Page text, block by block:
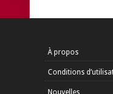
À propos
Conditions
Nouvelles